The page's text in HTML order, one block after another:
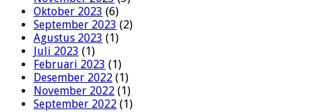
Oktober 2023 (6)
September 2023 (2)
Agustus 2023 (1)
Juli 2023 (1)
Februari 2023 (1)
Desember 2022 (1)
November 2022 (1)
September 2022 (1)